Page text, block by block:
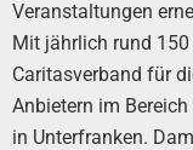
Veranstaltungen
Mit jährlich rund
Caritasverband für
Anbietern im
in Unterfranken.